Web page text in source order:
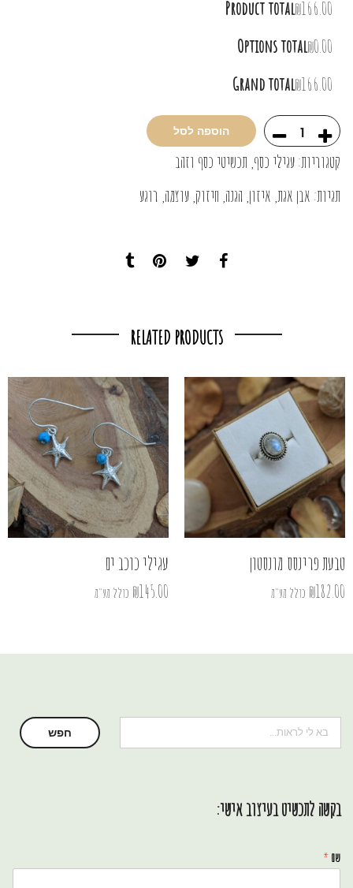
Product total₪166.00
Options total₪0.00
Grand total₪166.00
הוספה לסל
קטגוריות:עגילי כסף, תכשיטי כסף וזהב
תגיות: אבן אגת, איזון,הגנה, חיזוק,עוצמה, רוגע
RELATED PRODUCTS
טבעת פרינסס מונסטון
₪182.00 כולל מע"מ
עגילי כוכב ים
₪145.00 כולל מע"מ
חיפוש חפש
בקשה לתכשיט בעיצוב אישי:
שם *